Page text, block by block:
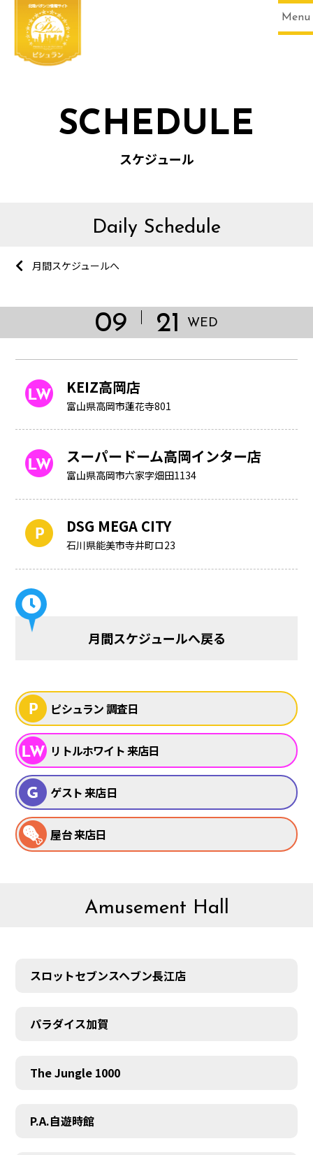
Menu
HOME
SCHEDULE
スケジュール
Daily Schedule
月間スケジュールへ
09 21 WED
KEIZ高岡店
富山県高岡市蓮花寺801
スーパードーム高岡インター店
富山県高岡市六家字畑田1134
DSG MEGA CITY
石川県能美市寺井町ロ23
月間スケジュールへ戻る
ピシュラン 調査日
リトルホワイト 来店日
ゲスト 来店日
屋台 来店日
Amusement Hall
スロットセブンスヘブン長江店
パラダイス加賀
The Jungle 1000
P.A.自遊時館